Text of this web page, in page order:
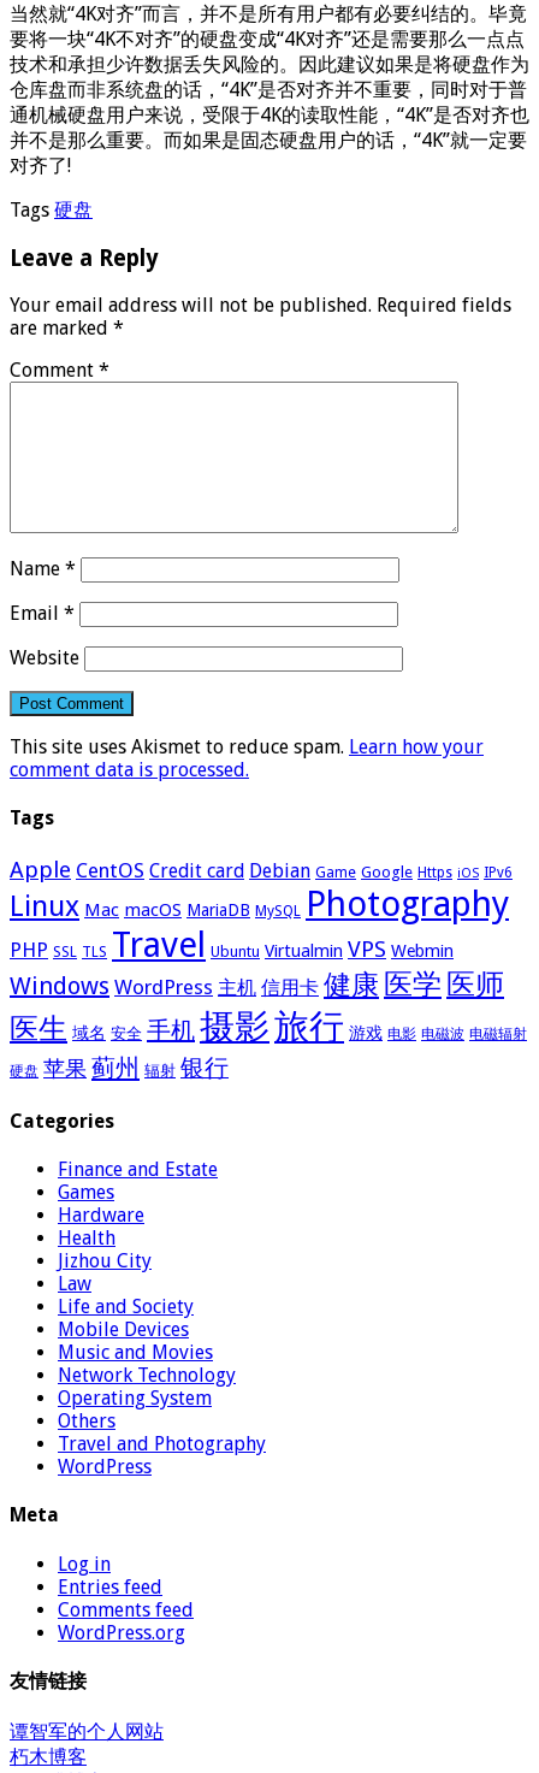
当然就“4K对齐”而言，并不是所有用户都有必要纠结的。毕竟
要将一块“4K不对齐”的硬盘变成“4K对齐”还是需要那么一点点
技术和承担少许数据丢失风险的。因此建议如果是将硬盘作为
仓库盘而非系统盘的话，“4K”是否对齐并不重要，同时对于普
通机械硬盘用户来说，受限于4K的读取性能，“4K”是否对齐也
并不是那么重要。而如果是固态硬盘用户的话，“4K”就一定要
对齐了!
Tags 硬盘
Leave a Reply
Your email address will not be published. Required fields
are marked *
Comment *
Name *
Email *
Website
This site uses Akismet to reduce spam. Learn how your
comment data is processed.
Tags
Apple CentOS Credit card Debian Game Google Https iOS IPv6
Linux Mac macOS MariaDB MySQL Photography
PHP SSL TLS Travel Ubuntu Virtualmin VPS Webmin
Windows WordPress 主机 信用卡 健康 医学 医师
医生 域名 安全 手机摄影旅行 游戏 电影 电磁波 电磁辐射
硬盘 苹果 蓟州 辐射 银行
Categories
Finance and Estate
Games
Hardware
Health
Jizhou City
Law
Life and Society
Mobile Devices
Music and Movies
Network Technology
Operating System
Others
Travel and Photography
WordPress
Meta
Log in
Entries feed
Comments feed
WordPress.org
友情链接
谭智军的个人网站
朽木博客